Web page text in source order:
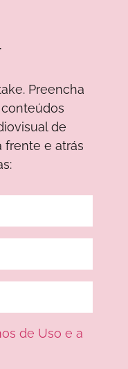
Preencha
de
frente e atrás
de Uso e a